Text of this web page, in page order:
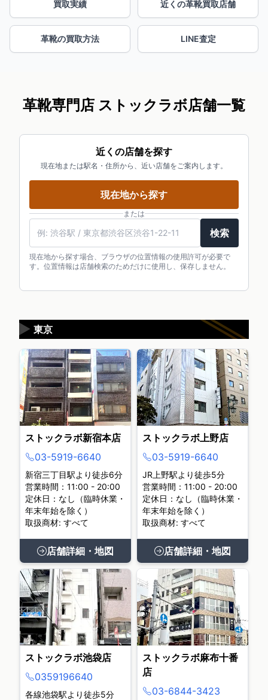
買取実績 近くの革靴買取店舗
革靴の買取方法 LINE査定
革靴専門店 ストックラボ店舗一覧
近くの店舗を探す
現在地または駅名・住所から、近い店舗をご案内します。
現在地から探す
または
検索
現在地から探す場合、ブラウザの位置情報の使用許可が必要で
す。位置情報は店舗検索のためだけに使用し、保存しません。
東京
▶
ストックラボ新宿本店
03-5919-6640
新宿三丁目駅より徒歩6分
営業時間：11:00 - 20:00
定休日：なし（臨時休業・
年末年始を除く）
取扱商材: すべて
店舗詳細・地図
ストックラボ上野店
03-5919-6640
JR上野駅より徒歩5分
営業時間：11:00 - 20:00
定休日：なし（臨時休業・
年末年始を除く）
取扱商材: すべて
店舗詳細・地図
ストックラボ池袋店
0359196640
各線池袋駅より徒歩5分
ストックラボ麻布十番
店
03-6844-3423